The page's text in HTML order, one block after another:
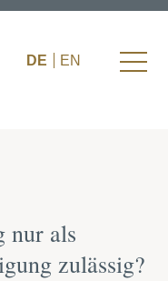
DE EN
nur als
zulässig?